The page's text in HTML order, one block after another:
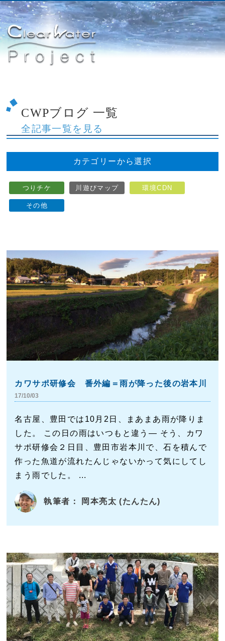
CWPブログ 一覧
全記事一覧を見る
カテゴリーから選択
つりチケ 川遊びマップ 環境CDN
その他
カワサポ研修会 番外編＝雨が降った後の岩本川
17/10/03
名古屋、豊田では10月2日、まあまあ雨が降りま
した。 この日の雨はいつもと違う― そう、カワ
サポ研修会２日目、豊田市岩本川で、石を積んで
作った魚道が流れたんじゃないかって気にしてし
まう雨でした。 ...
執筆者： 岡本亮太 (たんたん)